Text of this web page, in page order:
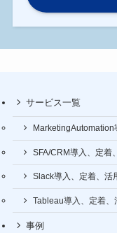
サービス一覧
MarketingAutomation
SFA/CRM導入、定着
Slack導入、定着、活
Tableau導入、定着、
事例